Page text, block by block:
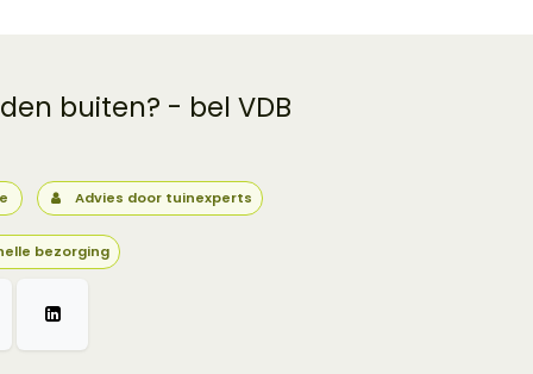
buiten? - bel VDB
Advies door tuinexperts
bezorging